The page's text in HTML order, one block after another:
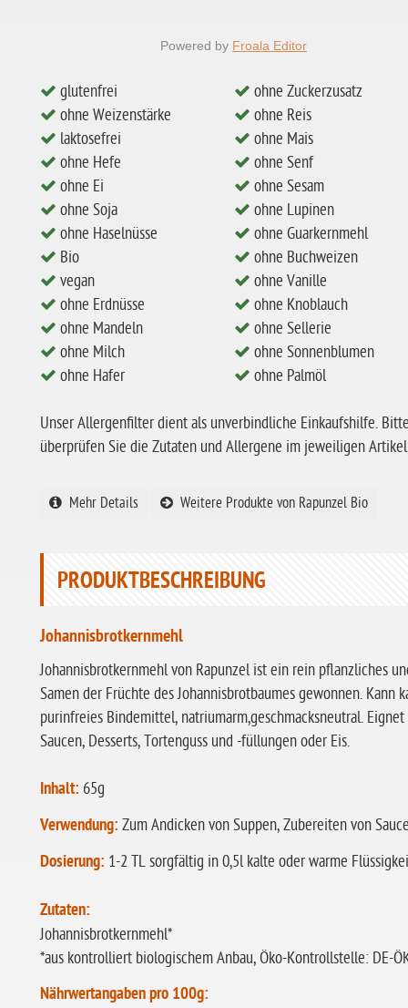
Powered by Froala Editor
glutenfrei
ohne Weizenstärke
laktosefrei
ohne Hefe
ohne Ei
ohne Soja
ohne Haselnüsse
Bio
vegan
ohne Erdnüsse
ohne Mandeln
ohne Milch
ohne Hafer
ohne Zuckerzusatz
ohne Reis
ohne Mais
ohne Senf
ohne Sesam
ohne Lupinen
ohne Guarkernmehl
ohne Buchweizen
ohne Vanille
ohne Knoblauch
ohne Sellerie
ohne Sonnenblumen
ohne Palmöl
Unser Allergenfilter dient als unverbindliche Einkaufshilfe.
überprüfen Sie die Zutaten und Allergene im jeweiligen
Mehr Details Weitere Produkte von Rapunzel Bio
PRODUKTBESCHREIBUNG
Johannisbrotkernmehl
Johannisbrotkernmehl von Rapunzel ist ein rein pflanzliches
Samen der Früchte des Johannisbrotbaumes gewonnen.
purinfreies Bindemittel, natriumarm,geschmacksneutral.
Saucen, Desserts, Tortenguss und -füllungen oder Eis.
Inhalt: 65g
Verwendung: Zum Andicken von Suppen, Zubereiten von
Dosierung: 1-2 TL sorgfältig in 0,5l kalte oder warme
Zutaten:
Johannisbrotkernmehl*
*aus kontrolliert biologischem Anbau, Öko-Kontrollstelle: DE-
Nährwertangaben pro 100g: